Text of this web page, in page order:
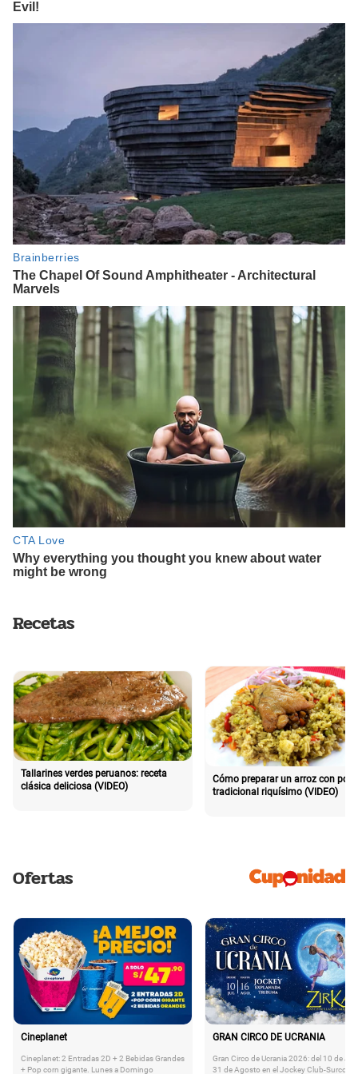
Recetas
Tallarines verdes peruanos: receta
clásica deliciosa (VIDEO)
Cómo preparar un arroz con pollo
tradicional riquísimo (VIDEO)
Ofertas
Cineplanet
Cineplanet: 2 Entradas 2D + 2 Bebidas Grandes
+ Pop corn gigante. Lunes a Domingo
GRAN CIRCO DE UCRANIA
Gran Circo de Ucrania 2026: del 10 de
31 de Agosto en el Jockey Club-Surco